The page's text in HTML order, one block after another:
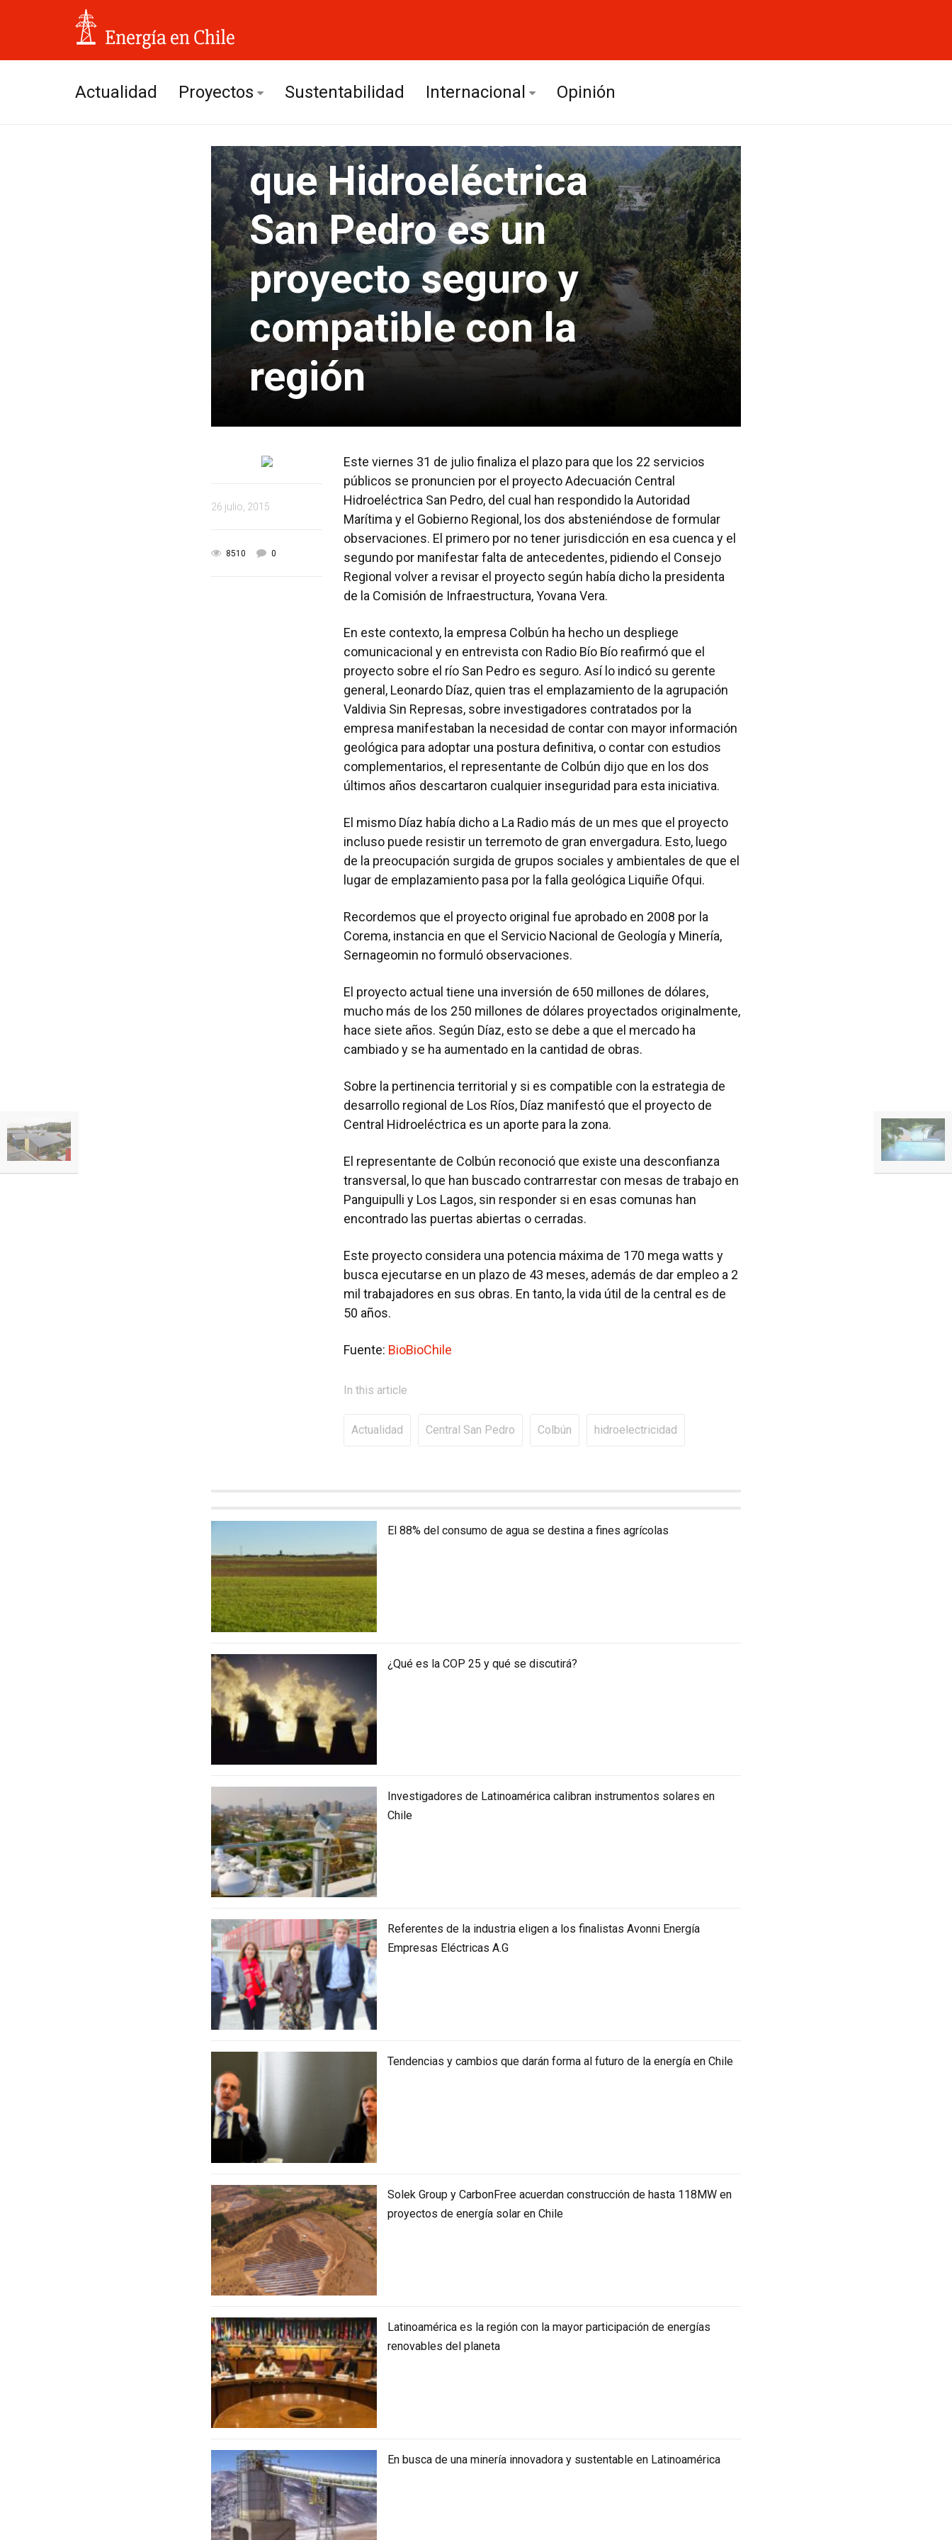
Actualidad Proyectos
Solares
Sustentabilidad Internacional
América Latina
Opinión
que Hidroeléctrica
San Pedro es un
proyecto seguro y
compatible con la
región
26 julio, 2015
8510 0
Este viernes 31 de julio finaliza el plazo para que los 22 servicios
públicos se pronuncien por el proyecto Adecuación Central
Hidroeléctrica San Pedro, del cual han respondido la Autoridad
Marítima y el Gobierno Regional, los dos absteniéndose de formular
observaciones. El primero por no tener jurisdicción en esa cuenca y el
segundo por manifestar falta de antecedentes, pidiendo el Consejo
Regional volver a revisar el proyecto según había dicho la presidenta
de la Comisión de Infraestructura, Yovana Vera.
En este contexto, la empresa Colbún ha hecho un despliege
comunicacional y en entrevista con Radio Bío Bío reafirmó que el
proyecto sobre el río San Pedro es seguro. Así lo indicó su gerente
general, Leonardo Díaz, quien tras el emplazamiento de la agrupación
Valdivia Sin Represas, sobre investigadores contratados por la
empresa manifestaban la necesidad de contar con mayor información
geológica para adoptar una postura definitiva, o contar con estudios
complementarios, el representante de Colbún dijo que en los dos
últimos años descartaron cualquier inseguridad para esta iniciativa.
El mismo Díaz había dicho a La Radio más de un mes que el proyecto
incluso puede resistir un terremoto de gran envergadura. Esto, luego
de la preocupación surgida de grupos sociales y ambientales de que el
lugar de emplazamiento pasa por la falla geológica Liquiñe Ofqui.
Recordemos que el proyecto original fue aprobado en 2008 por la
Corema, instancia en que el Servicio Nacional de Geología y Minería,
Sernageomin no formuló observaciones.
El proyecto actual tiene una inversión de 650 millones de dólares,
mucho más de los 250 millones de dólares proyectados originalmente,
hace siete años. Según Díaz, esto se debe a que el mercado ha
cambiado y se ha aumentado en la cantidad de obras.
Sobre la pertinencia territorial y si es compatible con la estrategia de
desarrollo regional de Los Ríos, Díaz manifestó que el proyecto de
Central Hidroeléctrica es un aporte para la zona.
El representante de Colbún reconoció que existe una desconfianza
transversal, lo que han buscado contrarrestar con mesas de trabajo en
Panguipulli y Los Lagos, sin responder si en esas comunas han
encontrado las puertas abiertas o cerradas.
Este proyecto considera una potencia máxima de 170 mega watts y
busca ejecutarse en un plazo de 43 meses, además de dar empleo a 2
mil trabajadores en sus obras. En tanto, la vida útil de la central es de
50 años.
Fuente: BioBioChile
In this article
Actualidad Central San Pedro Colbún hidroelectricidad
El 88% del consumo de agua se destina a fines agrícolas
¿Qué es la COP 25 y qué se discutirá?
Investigadores de Latinoamérica calibran instrumentos solares en
Chile
Referentes de la industria eligen a los finalistas Avonni Energía
Empresas Eléctricas A.G
Tendencias y cambios que darán forma al futuro de la energía en Chile
Solek Group y CarbonFree acuerdan construcción de hasta 118MW en
proyectos de energía solar en Chile
Latinoamérica es la región con la mayor participación de energías
renovables del planeta
En busca de una minería innovadora y sustentable en Latinoamérica